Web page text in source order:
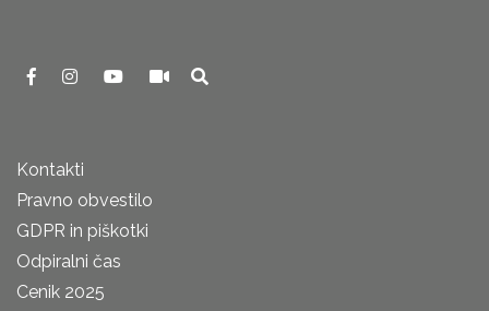
Kontakti
Pravno obvestilo
GDPR in piškotki
Odpiralni čas
Cenik 2025